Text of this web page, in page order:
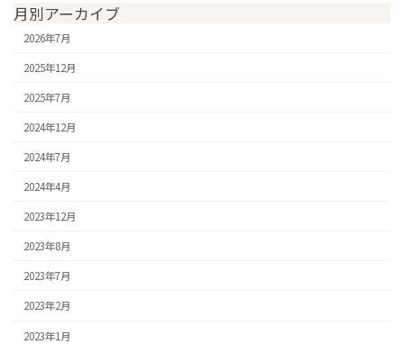
月別アーカイブ
2026年7月
2025年12月
2025年7月
2024年12月
2024年7月
2024年4月
2023年12月
2023年8月
2023年7月
2023年2月
2023年1月